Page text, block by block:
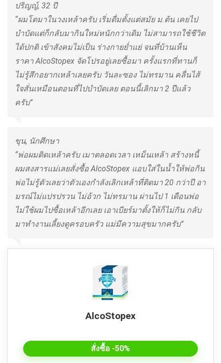
ปริญญ์, 32 ปี
“ผมโตมาในวงเหล้าครับ เริ่มดื่มตั้งแต่สมัย ม.ต้น เคยไป
บำบัดแต่ก็กลับมากินใหม่หนักกว่าเดิม ไม่สามารถใช้ชีวิต
ได้ปกติ เข้าสังคมไม่เป็น ร่างกายย่ำแย่ จนที่บ้านเห็น
ราคา AlcoStopex จัดโปรอยู่เลยซื้อมา ครั้งแรกที่ทานก็
ไม่รู้สึกอยากเหล้าเลยครับ วันละซอง ไม่ทรมาน คลื่นไส้
ใจสั่นเหมือนตอนที่ไปบำบัดเลย ตอนนี้เลิกมา 2 ปีแล้ว
ครับ”
ขุน, นักศึกษา
“พ่อผมติดเหล้าครับ เมาตลอดเวลา เหม็นเหล้า สร้างหนี้
ผมสงสารแม่เลยสั่งซื้อ AlcoStopex แอบใส่ในน้ำให้พ่อกิน
พ่อไม่รู้ตัวเลยว่าตัวเองกำลังเลิกเหล้าที่ติดมา 20 กว่าปี อา
มรณ์ไม่แปรปรวน ไม่อ้วก ไม่ทรมาน ผ่านไป 1 เดือนพ่อ
ไม่ใช้ผมไปซื้อเหล้าอีกเลย เอาเบียร์มาตั้งให้ก็ไม่กิน กลับ
มาทำงานเลี้ยงดูครอบครัว แม่มีความสุขมากครับ”
AlcoStopex
สั่งซื้อ -50%